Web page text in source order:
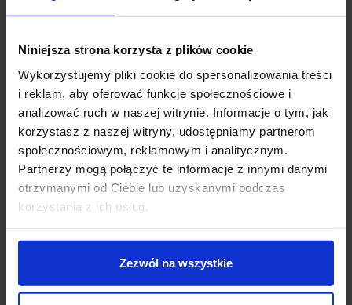
Niniejsza strona korzysta z plików cookie
Wykorzystujemy pliki cookie do spersonalizowania treści
i reklam, aby oferować funkcje społecznościowe i
analizować ruch w naszej witrynie. Informacje o tym, jak
korzystasz z naszej witryny, udostępniamy partnerom
społecznościowym, reklamowym i analitycznym.
Partnerzy mogą połączyć te informacje z innymi danymi
otrzymanymi od Ciebie lub uzyskanymi podczas
korzystania z ich usług.
Zezwól na wszystkie
DUE MULTILINE
reflektor LED na
magnes 2x7W
516,60 zł
Zobacz szczegóły
OXYLED MINI SPOT
MULTILINE reflektor
LED na magnes 7W
Zobacz szczegóły